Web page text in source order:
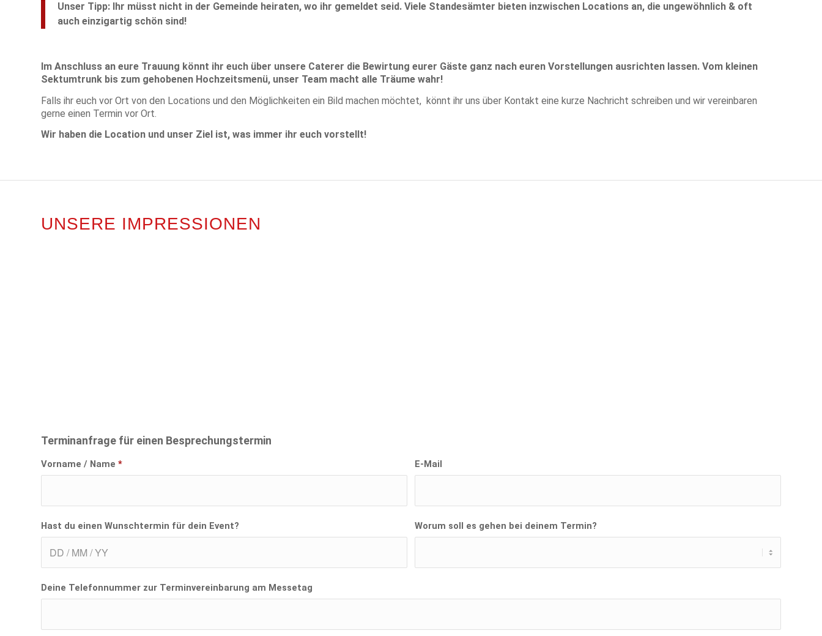
Unser Tipp: Ihr müsst nicht in der Gemeinde heiraten, wo ihr gemeldet seid. Viele Standesämter bieten inzwischen Locations an, die ungewöhnlich & oft
auch einzigartig schön sind!
Im Anschluss an eure Trauung könnt ihr euch über unsere Caterer die Bewirtung eurer Gäste ganz nach euren Vorstellungen ausrichten lassen. Vom kleinen
Sektumtrunk bis zum gehobenen Hochzeitsmenü, unser Team macht alle Träume wahr!
Falls ihr euch vor Ort von den Locations und den Möglichkeiten ein Bild machen möchtet, könnt ihr uns über Kontakt eine kurze Nachricht schreiben und wir vereinbaren
gerne einen Termin vor Ort.
Wir haben die Location und unser Ziel ist, was immer ihr euch vorstellt!
UNSERE IMPRESSIONEN
Terminanfrage für einen Besprechungstermin
Vorname / Name * E-Mail
Hast du einen Wunschtermin für dein Event? Worum soll es gehen bei deinem Termin?
Deine Telefonnummer zur Terminvereinbarung am Messetag